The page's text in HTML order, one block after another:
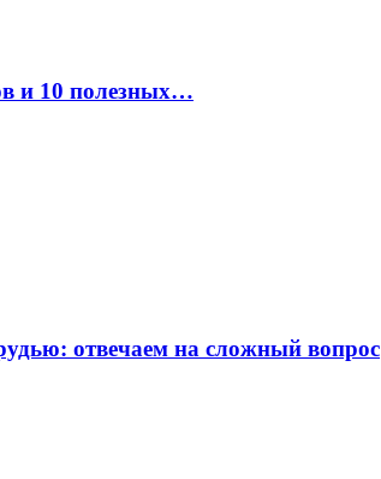
и 10 полезных…
отвечаем на сложный вопрос